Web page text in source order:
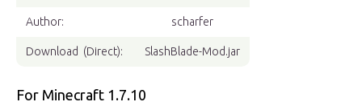
Author: scharfer
Download (Direct): SlashBlade-Mod.jar
For Minecraft 1.7.10